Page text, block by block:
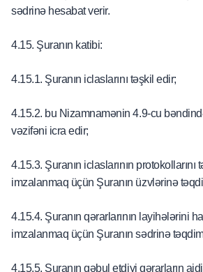
sədrinə hesabat verir.
4.15. Şuranın katibi:
4.15.1. Şuranın iclaslarını təşkil edir;
4.15.2. bu Nizamnamənin 4.9-cu
vəzifəni icra edir;
4.15.3. Şuranın iclaslarının protokollarını
imzalanmaq üçün Şuranın üzvlərinə
4.15.4. Şuranın qərarlarının layihələrini
imzalanmaq üçün Şuranın sədrinə
4.15.5. Şuranın qəbul etdiyi qərarların